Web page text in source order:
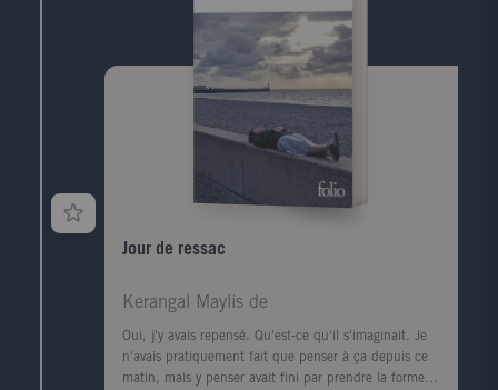
Jour de ressac
Kerangal Maylis de
Oui, j'y avais repensé. Qu'est-ce qu'il s'imaginait. Je
n'avais pratiquement fait que penser à ça depuis ce
matin, mais y penser avait fini par prendre la forme